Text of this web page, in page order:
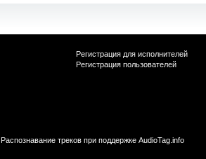
Регистрация для исполнителей
Регистрация пользователей
Распознавание треков при поддержке AudioTag.info